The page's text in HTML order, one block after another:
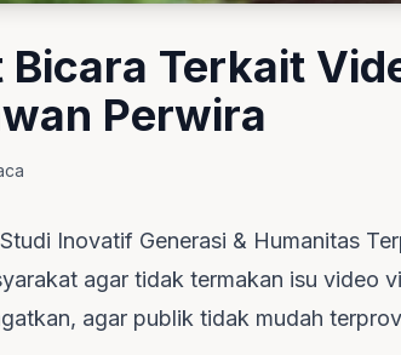
Bicara Terkait
Perwira
Inovatif Generasi & Humanitas
agar tidak termakan isu video
agar publik tidak mudah